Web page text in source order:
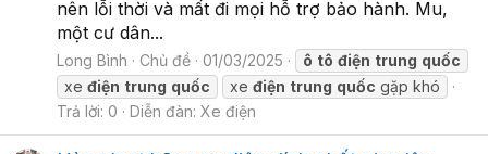
nên lỗi thời và mất đi mọi hỗ trợ bảo hành. Mu,
một cư dân...
Long Bình Chủ đề 01/03/2025 ô tô điện trung quốc
xe điện trung quốc xe điện trung quốc gặp khó
Trả lời: 0
Diễn đàn: Xe điện